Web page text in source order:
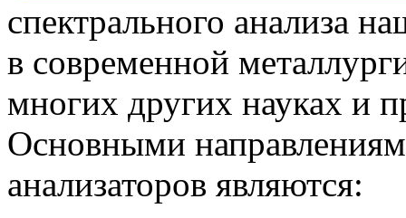
спектрального анализа
в современной
многих других науках и
Основными
анализаторов являются: